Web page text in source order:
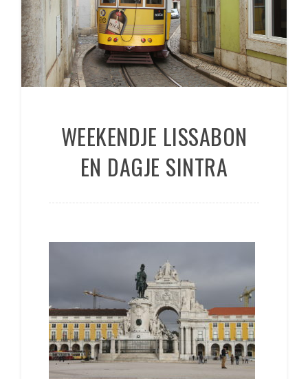
WEEKENDJE LISSABON
EN DAGJE SINTRA